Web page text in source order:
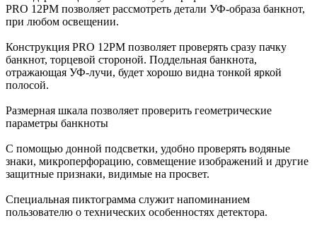
PRO 12РМ позволяет рассмотреть детали УФ-образа банкнот,
при любом освещении.
Конструкция PRO 12РM позволяет проверять сразу пачку
банкнот, торцевой стороной. Поддельная банкнота,
отражающая УФ-лучи, будет хорошо видна тонкой яркой
полосой.
Размерная шкала позволяет проверить геометрические
параметры банкноты
С помощью донной подсветки, удобно проверять водяные
знаки, микроперфорацию, совмещение изображений и другие
защитные признаки, видимые на просвет.
Специальная пиктограмма служит напоминанием
пользователю о технических особенностях детектора.